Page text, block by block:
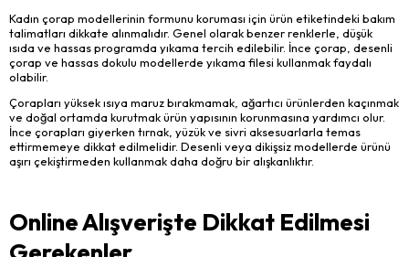
Kadın çorap modellerinin formunu koruması için ürün etiketindeki bakım
talimatları dikkate alınmalıdır. Genel olarak benzer renklerle, düşük
ısıda ve hassas programda yıkama tercih edilebilir. İnce çorap, desenli
çorap ve hassas dokulu modellerde yıkama filesi kullanmak faydalı
olabilir.
Çorapları yüksek ısıya maruz bırakmamak, ağartıcı ürünlerden kaçınmak
ve doğal ortamda kurutmak ürün yapısının korunmasına yardımcı olur.
İnce çorapları giyerken tırnak, yüzük ve sivri aksesuarlarla temas
ettirmemeye dikkat edilmelidir. Desenli veya dikişsiz modellerde ürünü
aşırı çekiştirmeden kullanmak daha doğru bir alışkanlıktır.
Online Alışverişte Dikkat Edilmesi